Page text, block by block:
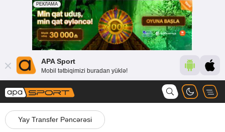
APA Sport
Mobil tətbiqimizi buradan yüklə!
Yay Transfer Pəncərəsi